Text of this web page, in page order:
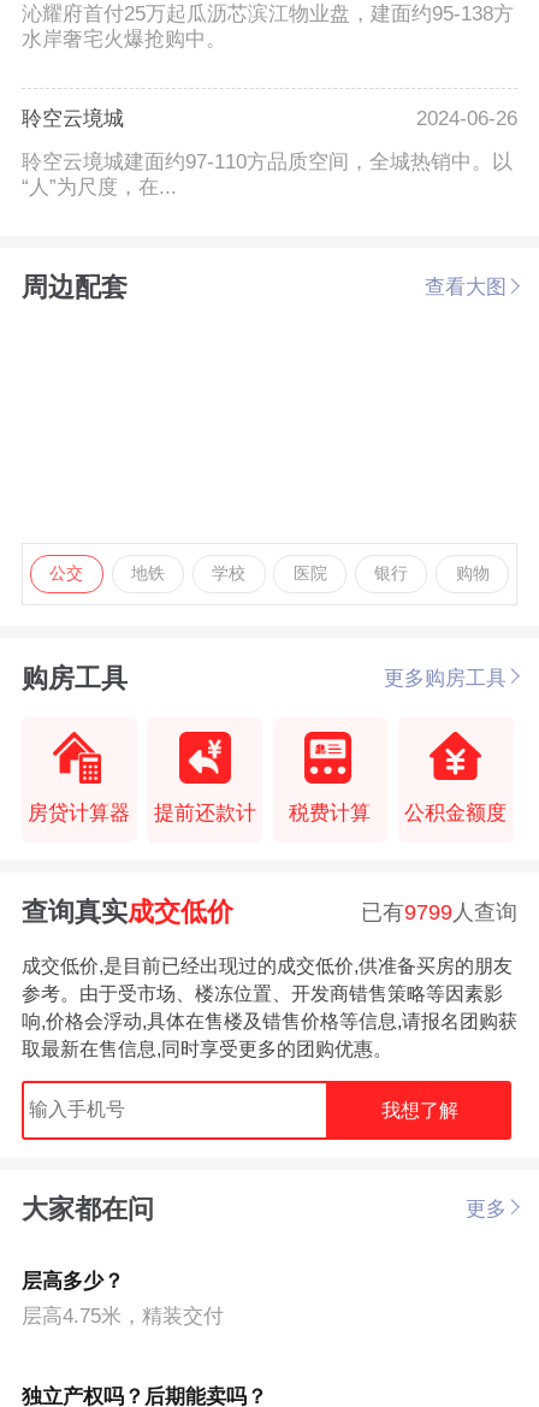
沁耀府首付25万起瓜沥芯滨江物业盘，建面约95-138方
水岸奢宅火爆抢购中。
聆空云境城
2024-06-26
聆空云境城建面约97-110方品质空间，全城热销中。以
“人”为尺度，在...
周边配套 查看大图
公交 地铁 学校 医院 银行 购物
购房工具 更多购房工具
房贷计算器 提前还款计 税费计算 公积金额度
查询真实成交低价 已有9799人查询
成交低价,是目前已经出现过的成交低价,供准备买房的朋友
参考。由于受市场、楼冻位置、开发商错售策略等因素影
响,价格会浮动,具体在售楼及错售价格等信息,请报名团购获
取最新在售信息,同时享受更多的团购优惠。
我想了解
大家都在问 更多
层高多少？
层高4.75米，精装交付
独立产权吗？后期能卖吗？